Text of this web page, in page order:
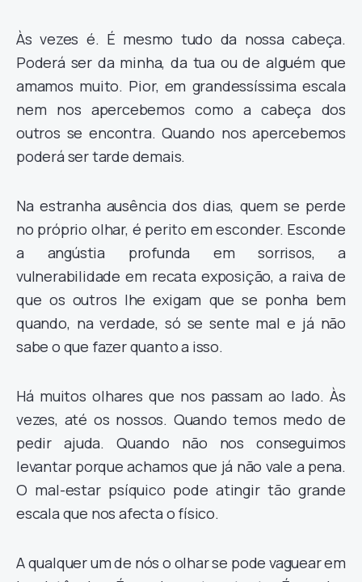
Às vezes é. É mesmo tudo da nossa cabeça.
Poderá ser da minha, da tua ou de alguém que
amamos muito. Pior, em grandessíssima escala
nem nos apercebemos como a cabeça dos
outros se encontra. Quando nos apercebemos
poderá ser tarde demais.
Na estranha ausência dos dias, quem se perde
no próprio olhar, é perito em esconder. Esconde
a angústia profunda em sorrisos, a
vulnerabilidade em recata exposição, a raiva de
que os outros lhe exigam que se ponha bem
quando, na verdade, só se sente mal e já não
sabe o que fazer quanto a isso.
Há muitos olhares que nos passam ao lado. Às
vezes, até os nossos. Quando temos medo de
pedir ajuda. Quando não nos conseguimos
levantar porque achamos que já não vale a pena.
O mal-estar psíquico pode atingir tão grande
escala que nos afecta o físico.
A qualquer um de nós o olhar se pode vaguear em